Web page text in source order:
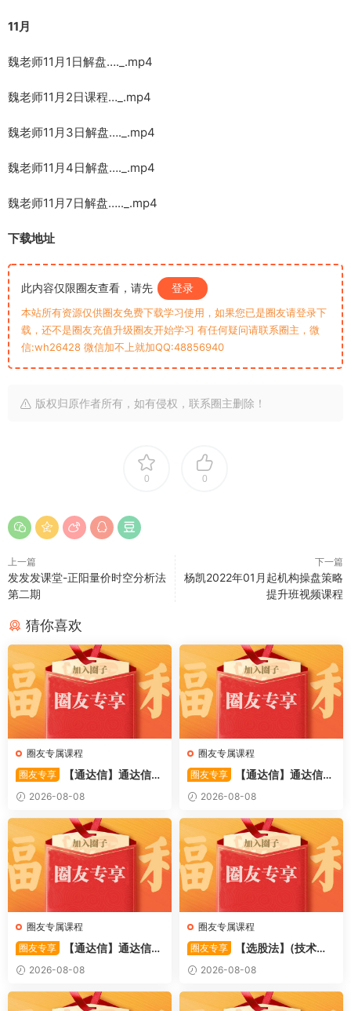
11月
魏老师11月1日解盘…._.mp4
魏老师11月2日课程…_.mp4
魏老师11月3日解盘…._.mp4
魏老师11月4日解盘…._.mp4
魏老师11月7日解盘….._.mp4
下载地址
此内容仅限圈友查看，请先 登录
本站所有资源仅供圈友免费下载学习使用，如果您已是圈友请登录下
载，还不是圈友充值升级圈友开始学习 有任何疑问请联系圈主，微
信:wh26428 微信加不上就加QQ:48856940
版权归原作者所有，如有侵权，联系圈主删除！
0 0
上一篇
发发发课堂-正阳量价时空分析法
第二期
下一篇
杨凯2022年01月起机构操盘策略
提升班视频课程
猜你喜欢
圈友专属课程
圈友专享
【通达信】通达信
〖备战龙妖〗副图/选股 精准
捕捉龙头启动进场信号 源码
2026-08-08
圈友专属课程
圈友专享
【通达信】通达信
〖重心突破〗主副图/选股 捕
捉股价在特定形态下的反转与
启动信号 源码
2026-08-08
圈友专属课程
圈友专享
【通达信】通达信
〖萧啸双通道〗主图指标 研判
股价运行通道、捕捉短线买卖
时机 源码
2026-08-08
圈友专属课程
圈友专享
【选股法】(技术篇)
强势个股选股法操作理念、策
略与工具（上下）视频课程 共
2个视频
2026-08-08